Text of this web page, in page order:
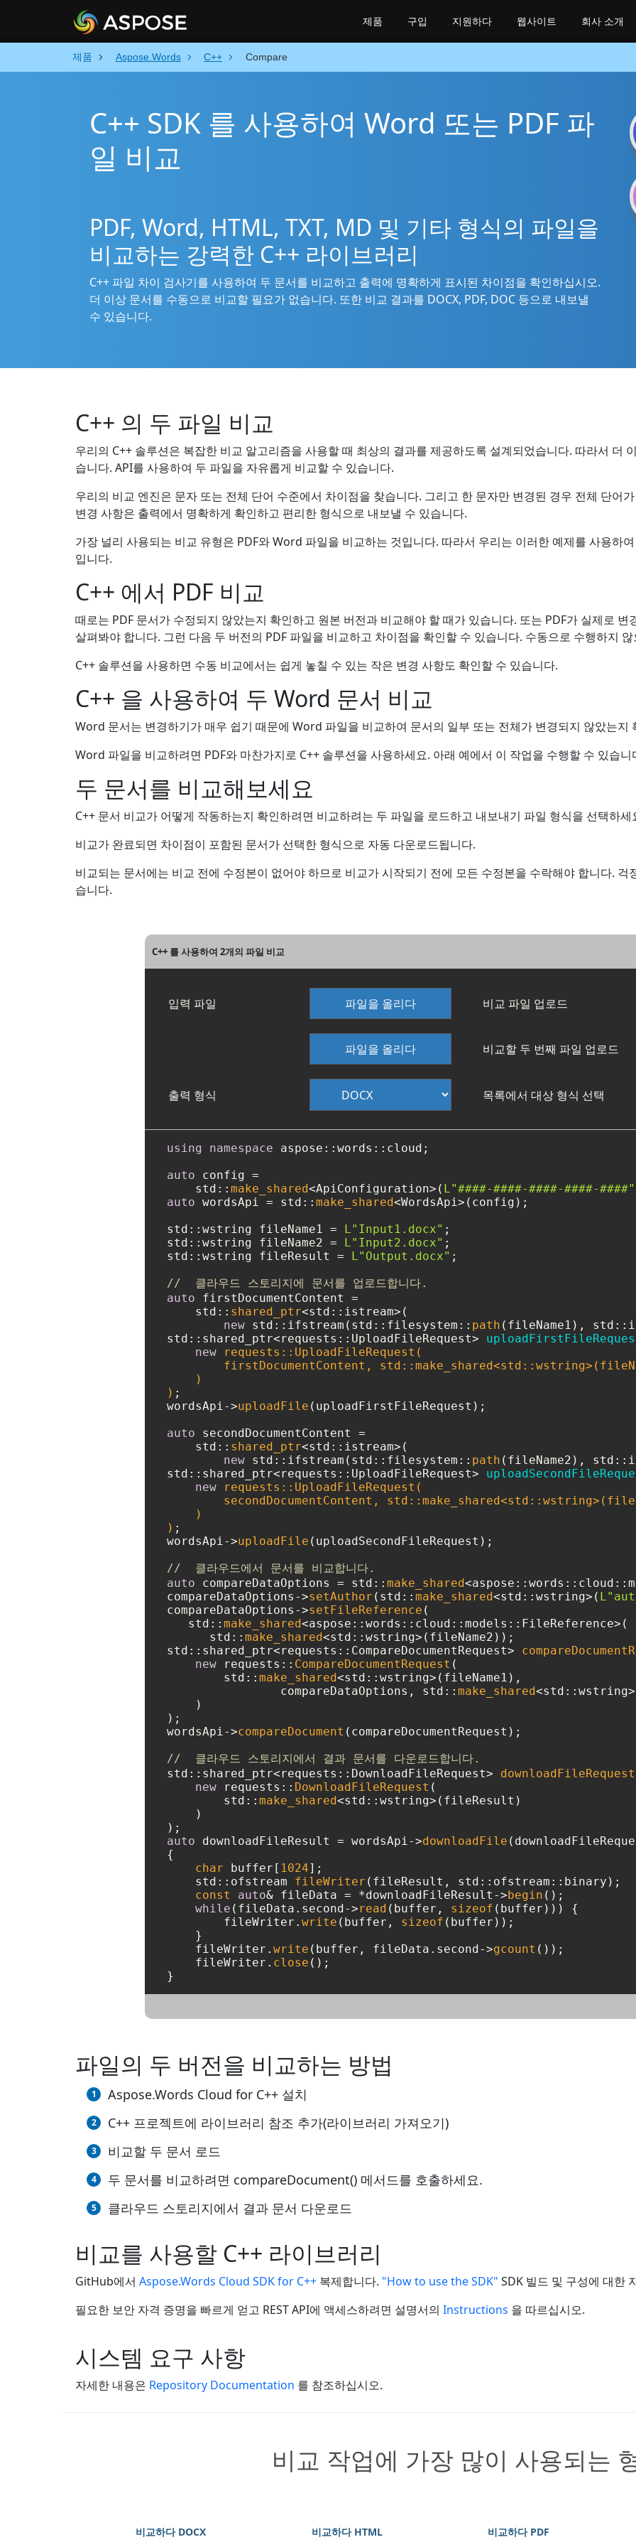
제품 Aspose.Words C++ Compare
C++ SDK 를 사용하여 Word 또는 PDF 파
일 비교
PDF, Word, HTML, TXT, MD 및 기타 형식의 파일을
비교하는 강력한 C++ 라이브러리
C++ 파일 차이 검사기를 사용하여 두 문서를 비교하고 출력에 명확하게 표시된 차이점을 확인하십시오.
더 이상 문서를 수동으로 비교할 필요가 없습니다. 또한 비교 결과를 DOCX, PDF, DOC 등으로 내보낼
수 있습니다.
C++ 의 두 파일 비교
우리의 C++ 솔루션은 복잡한 비교 알고리즘을 사용할 때 최상의 결과를 제공하도록 설계되었습니다. 따라서 더
습니다. API를 사용하여 두 파일을 자유롭게 비교할 수 있습니다.
우리의 비교 엔진은 문자 또는 전체 단어 수준에서 차이점을 찾습니다. 그리고 한 문자만 변경된 경우 전체 단어
변경 사항은 출력에서 명확하게 확인하고 편리한 형식으로 내보낼 수 있습니다.
가장 널리 사용되는 비교 유형은 PDF와 Word 파일을 비교하는 것입니다. 따라서 우리는 이러한 예제를 사용하
입니다.
C++ 에서 PDF 비교
때로는 PDF 문서가 수정되지 않았는지 확인하고 원본 버전과 비교해야 할 때가 있습니다. 또는 PDF가 실제로
살펴봐야 합니다. 그런 다음 두 버전의 PDF 파일을 비교하고 차이점을 확인할 수 있습니다. 수동으로 수행하지
C++ 솔루션을 사용하면 수동 비교에서는 쉽게 놓칠 수 있는 작은 변경 사항도 확인할 수 있습니다.
C++ 을 사용하여 두 Word 문서 비교
Word 문서는 변경하기가 매우 쉽기 때문에 Word 파일을 비교하여 문서의 일부 또는 전체가 변경되지 않았는지
Word 파일을 비교하려면 PDF와 마찬가지로 C++ 솔루션을 사용하세요. 아래 예에서 이 작업을 수행할 수 있습니
두 문서를 비교해보세요
C++ 문서 비교가 어떻게 작동하는지 확인하려면 비교하려는 두 파일을 로드하고 내보내기 파일 형식을 선택하세
비교가 완료되면 차이점이 포함된 문서가 선택한 형식으로 자동 다운로드됩니다.
비교되는 문서에는 비교 전에 수정본이 없어야 하므로 비교가 시작되기 전에 모든 수정본을 수락해야 합니다.
습니다.
C++ 를 사용하여 2개의 파일 비교
입력 파일 파일을 올리다 비교 파일 업로드
파일을 올리다 비교할 두 번째 파일 업로드
출력 형식 목록에서 대상 형식 선택
using namespace aspose::words::cloud;
auto config =
    std::
make_shared<ApiConfiguration>( L"####-####-####-####-####"
auto wordsApi = std:: make_shared<WordsApi>(config);
std::wstring fileName1 =
L"Input1.docx" ;
std::wstring fileName2 =
L"Input2.docx" ;
std::wstring fileResult =
L"Output.docx" ;
//  클라우드 스토리지에 문서를 업로드합니다.
auto firstDocumentContent =
    std::
shared_ptr<std::istream>(
new std::ifstream(std::filesystem:: path
std::shared_ptr<requests::UploadFileRequest>
new requests::UploadFileRequest(
firstDocumentContent,
    )
) ;
wordsApi->uploadFile (uploadFirstFileRequest);
auto secondDocumentContent =
    std::
shared_ptr<std::istream>(
new std::ifstream(std::filesystem:: path
std::shared_ptr<requests::UploadFileRequest>
new requests::UploadFileRequest(
secondDocumentContent,
    )
) ;
wordsApi->uploadFile (uploadSecondFileRequest);
//  클라우드에서 문서를 비교합니다.
auto compareDataOptions = std:: make_shared
compareDataOptions->setAuthor (std:: make_shared<std::wstring>(
compareDataOptions->setFileReference (
   std::
make_shared<aspose::words::cloud::models::FileReference>(
      std::
make_shared<std::wstring>(fileName2));
std::shared_ptr<requests::CompareDocumentRequest>
new requests:: CompareDocumentRequest (
        std::
make_shared<std::wstring>(fileName1),
		compareDataOptions, std::
make_shared
    )
);
wordsApi->compareDocument (compareDocumentRequest);
//  클라우드 스토리지에서 결과 문서를 다운로드합니다.
std::shared_ptr<requests::DownloadFileRequest> downloadFileRequest
new requests:: DownloadFileRequest (
        std::
make_shared<std::wstring>(fileResult)
    )
auto downloadFileResult = wordsApi->downloadFile
{
char buffer[ 1024];
    std::ofstream
fileWriter (fileResult, std::ofstream::binary);
const
auto& fileData = *downloadFileResult-> begin ();
while (fileData.second->read (buffer, sizeof (buffer))) {
        fileWriter.
write (buffer, sizeof (buffer));
    }
    fileWriter.
write (buffer, fileData.second->gcount ());
    fileWriter.
close ();
파일의 두 버전을 비교하는 방법
Aspose.Words Cloud for C++ 설치
C++ 프로젝트에 라이브러리 참조 추가(라이브러리 가져오기)
비교할 두 문서 로드
두 문서를 비교하려면 compareDocument() 메서드를 호출하세요.
클라우드 스토리지에서 결과 문서 다운로드
비교를 사용할 C++ 라이브러리
GitHub에서 Aspose.Words Cloud SDK for C++ 복제합니다. "How to use the SDK" SDK 빌드 및 구성에 대한
필요한 보안 자격 증명을 빠르게 얻고 REST API에 액세스하려면 설명서의 Instructions 을 따르십시오.
시스템 요구 사항
자세한 내용은 Repository Documentation 를 참조하십시오.
비교 작업에 가장 많이 사용되는
비교하다 DOCX 비교하다 HTML 비교하다 PDF
제품 구입 지원하다 웹사이트 회사 소개